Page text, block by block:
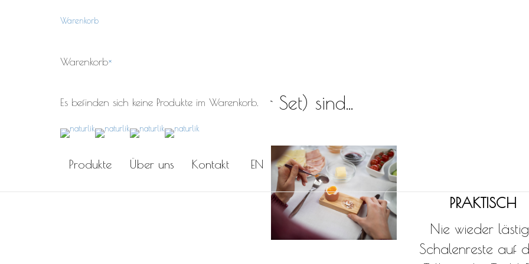
Warenkorb
Warenkorb×
Es befinden sich keine Produkte im Warenkorb.
Produkte Über uns Kontakt EN
Die naturlik Eierbecher (4er Set) sind...
PRAKTISCH
Nie wieder
Schalenreste auf